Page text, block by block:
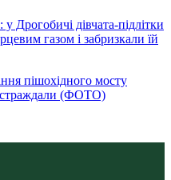
Дрогобичі дівчата-підлітки
газом і забризкали їй
пішохідного мосту
(ФОТО)